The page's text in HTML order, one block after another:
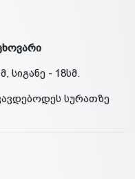
სიგანე - 18სმ.
სურათზე